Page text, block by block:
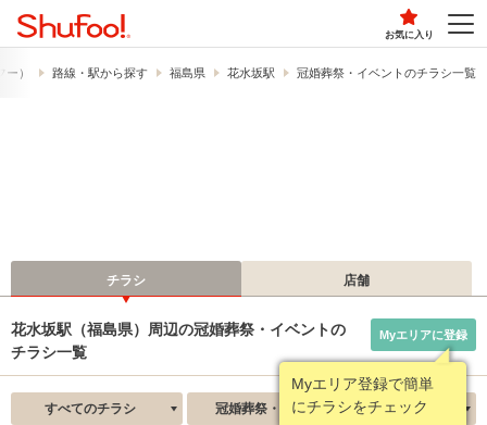
お気に入り
） 路線・駅から探す 福島県 花水坂駅 冠婚葬祭・イベントのチラシ一覧
チラシ 店舗
花水坂駅（福島県）周辺の冠婚葬祭・イベントの
チラシ一覧
Myエリア登録で簡単
にチラシをチェック
Myエリアに登録
すべてのチラシ 冠婚葬祭・イベント 新着順